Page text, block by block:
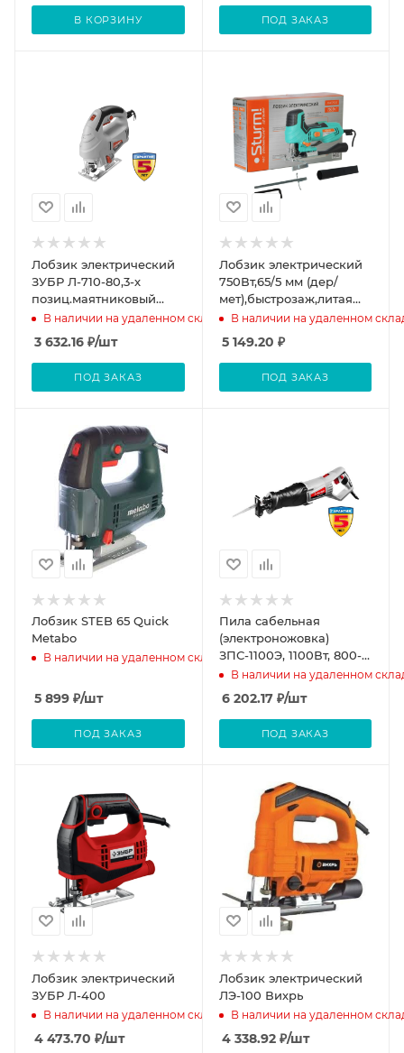
В КОРЗИНУ ПОД ЗАКАЗ
Лобзик электрический
ЗУБР Л-710-80,3-х
позиц.маятниковый
ход,сталь 10мм,дерево
80мм,710 Вт
В наличии на удаленном складе
3 632.16 ₽/шт
ПОД ЗАКАЗ
Лобзик электрический
750Вт,65/5 мм (дер/
мет),быстрозаж,литая
платф,
В наличии на удаленном
5 149.20 ₽
ПОД ЗАКАЗ
Лобзик STEB 65 Quick
Metabo
В наличии на удаленном складе
5 899 ₽/шт
ПОД ЗАКАЗ
Пила сабельная
(электроножовка)
ЗПС-1100Э, 1100Вт, 800-
2700ход/мин, рез
230мм(дерево),20мм(сталь),
х
В наличии на удаленном
6 202.17₽/шт
ПОД ЗАКАЗ
Лобзик электрический
ЗУБР Л-400
В наличии на удаленном складе
4 473.70 ₽/шт
Лобзик электрический
ЛЭ-100 Вихрь
В наличии на удаленном
4 338.92₽/шт